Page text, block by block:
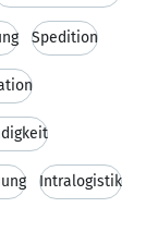
Spedition
Intralogistik